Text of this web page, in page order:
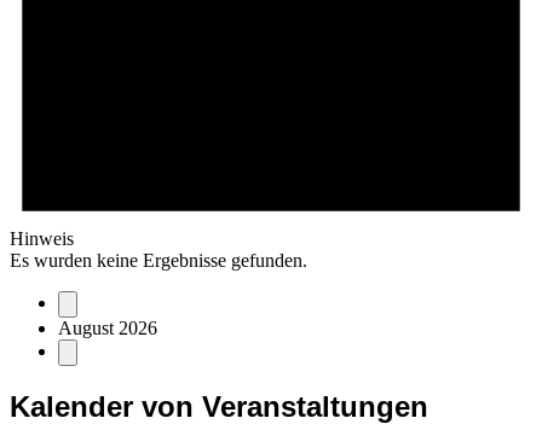
Hinweis
Es wurden keine Ergebnisse gefunden.
August 2026
Kalender von Veranstaltungen